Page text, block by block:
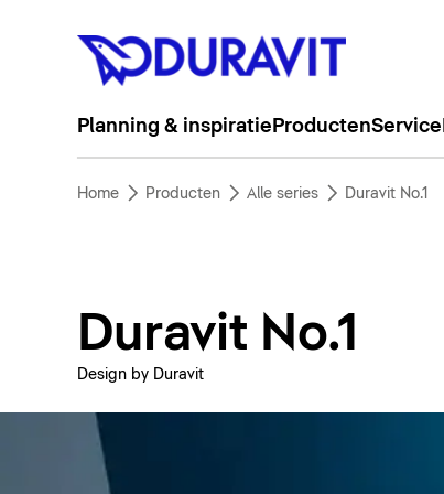
Planning & inspiratie ProductenService
Home Producten Alle series Duravit No.1
Duravit No.1
Design by Duravit